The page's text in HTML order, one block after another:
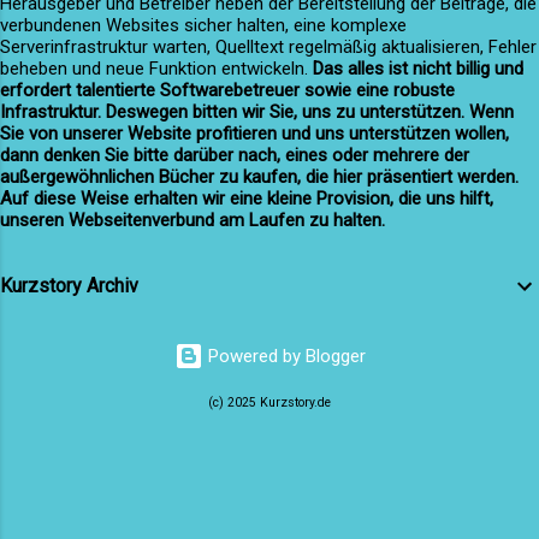
Versöhnung Aileen Kerr trat durch das
Gartentor, zwei Becher...
verbundenen Websites sicher halten, eine komplexe
Serverinfrastruktur warten, Quelltext regelmäßig aktualisieren, Fehler
beheben und neue Funktion entwickeln. Das alles ist nicht billig und
erfordert talentierte Softwarebetreuer sowie eine robuste
Infrastruktur. Deswegen bitten wir Sie, uns zu unterstützen. Wenn
Sie von unserer Website profitieren und uns unterstützen wollen,
dann denken Sie bitte darüber nach, eines oder mehrere der
außergewöhnlichen Bücher zu kaufen, die hier präsentiert werden.
Auf diese Weise erhalten wir eine kleine Provision, die uns hilft,
unseren Webseitenverbund am Laufen zu halten.
Kurzstory Archiv
Powered by Blogger
(c) 2025 Kurzstory.de